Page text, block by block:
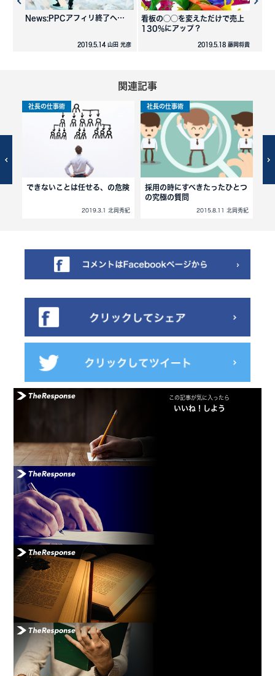
News:PPCアフィリ終了へ…
2019.5.14 山田 光彦
看板の◯◯を変えただけで売上
130%にアップ？
2019.5.18 藤岡将貴
関連記事
社長の仕事術
できないことは任せる、の危険
2019.3.1 北岡秀紀
社長の仕事術
採用の時にすべきたったひとつ
の究極の質問
2015.8.11 北岡秀紀
この記事が気に入ったら
いいね！しよう